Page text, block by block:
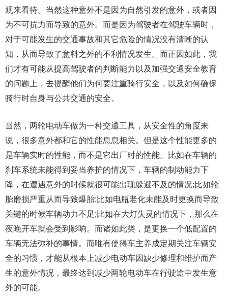
观来看待。当然这种意外不是因为自然引发的意外，或者因
为不可抗力而导致的意外。而是因为驾驶者在驾驶车辆时，
对于可能发生的交通事故和其它危险的情况没有清晰的认
知，从而导致了意料之外的不利情况发生。而正因如此，我
们才有可能从提高驾驶者的判断能力以及加强交通安全教育
的问题上，去提醒他们为何要注重骑行安全，以及如何确保
骑行时自身与公共交通的安全。
当然，两轮电动车做为一种交通工具，从安全性的角度来
说，很多意外都和它的性能息息相关。但是这个性能更多的
是车辆实时的性能，而不是它出厂时的性能。比如在车辆的
刹车系统未能得到妥当养护的情况下，车辆的制动能力下
降，在遭遇意外的时候就很可能出现躲避不及的情况;比如轮
胎磨损严重从而导致爆胎;比如电瓶老化未能及时更换而导致
关键的时候车辆动力不足;比如在大灯失灵的情况下，那么在
夜晚开车就会受到影响。而诸如此类，是更换一个低配置的
车辆无法弥补的事情。而唯有使得车主养成定期关注车辆安
全的习惯，才能从根本上减少电动车因缺少修理和维护而产
生的意外情况，最终达到减少两轮电动车在行驶途中发生意
外的可能。